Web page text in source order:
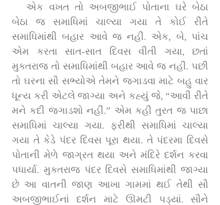
એક વખત તો અબજીભાઈ પોતાના ઘરે બેઠા
બેઠા જ સમાધિમાં ચાલ્યા ગયા તે કોઈ રીતે
સમાધિમાંથી બહાર આવે જ નહીં. એક, બે, પાંચ
એમ કરતા સાત-સાત દિવસ વીતી ગયા, છતાં
મુક્તરાજ તો સમાધિમાંથી બહાર આવે જ નહીં. પછી
તો ઘરના સૌ સભ્યોએ તેમને જગાડવા માટે બહુ વાર
ધૂન્ય કરી એટલે જાગ્યા અને કહ્યું જે, “આવી રીતે
મને કદી જગાડશો નહીં.” એમ કહી તુરત જ પાછા
સમાધિમાં ચાલ્યા ગયા. ફરીથી સમાધિમાં ચાલ્યા
ગયા તે કેડે પંદર દિવસ પૂરા થયા. તે પંદરમા દિવસે
પોતાની મેળે જાગ્રત થયા અને મંદિરે દર્શન કરવા
પધાર્યા. મુક્તરાજ પંદર દિવસે સમાધિમાંથી જાગ્યા
છે આ વાતની જાણ આખા ગામમાં થઈ તેથી સૌ
અબજીભાઈનાં દર્શન માટે ઊમટી પડ્યાં. સૌને